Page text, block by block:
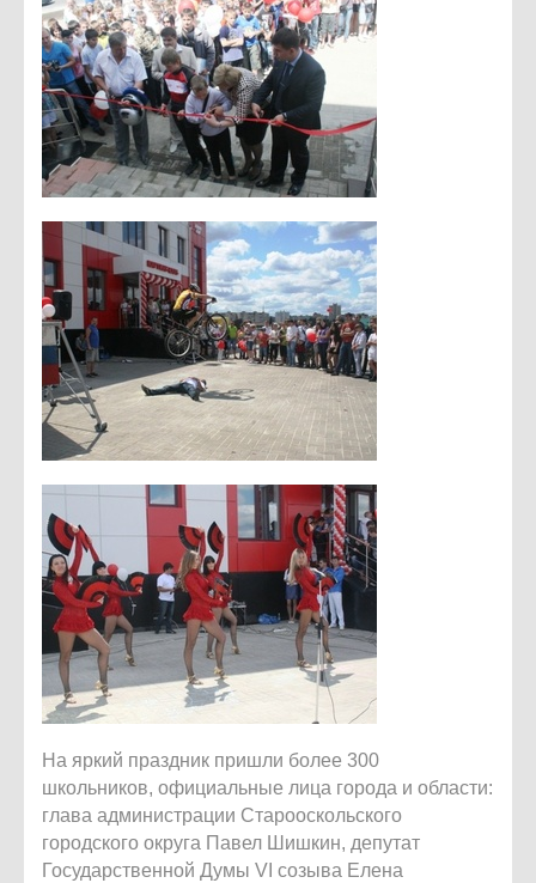
На яркий праздник пришли более 300
школьников, официальные лица города и области:
глава администрации Старооскольского
городского округа Павел Шишкин, депутат
Государственной Думы VI созыва Елена